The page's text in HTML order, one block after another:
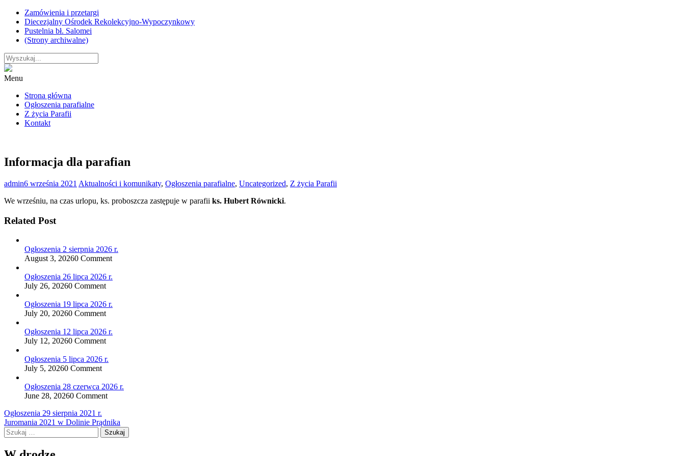
Skip
content
Zamówienia i przetargi
Diecezjalny Ośrodek Rekolekcyjno-Wypoczynkowy
Pustelnia bł. Salomei
(Strony archiwalne)
Menu
Strona główna
Ogłoszenia parafialne
Z życia Parafii
Kontakt
Informacja dla parafian
admin6 września 2021 Aktualności i komunikaty, Ogłoszenia parafialne, Uncategorized, Z życia Parafii
We wrześniu, na czas urlopu, ks. proboszcza zastępuje w parafii ks. Hubert Równicki.
Related Post
Ogłoszenia 2 sierpnia 2026 r.
August 3, 20260 Comment
Ogłoszenia 26 lipca 2026 r.
July 26, 20260 Comment
Ogłoszenia 19 lipca 2026 r.
July 20, 20260 Comment
Ogłoszenia 12 lipca 2026 r.
July 12, 20260 Comment
Ogłoszenia 5 lipca 2026 r.
July 5, 20260 Comment
Ogłoszenia 28 czerwca 2026 r.
June 28, 20260 Comment
Nawigacja
wpisu
Ogłoszenia 29 sierpnia 2021 r.
Juromania 2021 w Dolinie Prądnika
Szukaj: